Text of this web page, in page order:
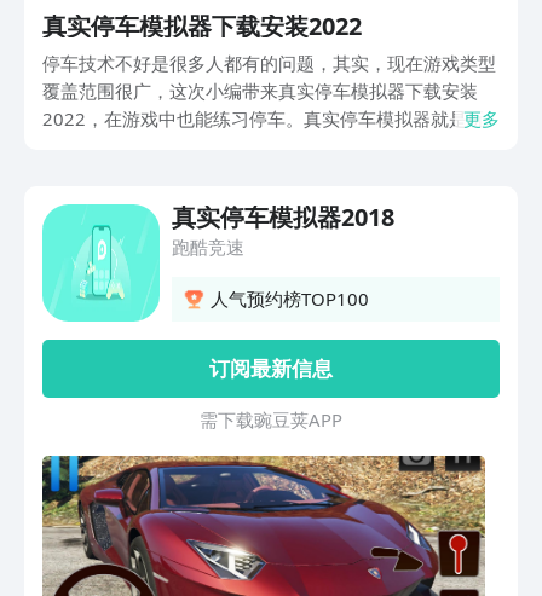
真实停车模拟器下载安装2022
停车技术不好是很多人都有的问题，其实，现在游戏类型
覆盖范围很广，这次小编带来真实停车模拟器下载安装
2022，在游戏中也能练习停车。真实停车模拟器就是玩
更多
真实停车模拟器2018
跑酷竞速
人气预约榜TOP100
订阅最新信息
需 下 载 豌 豆 荚 A P P